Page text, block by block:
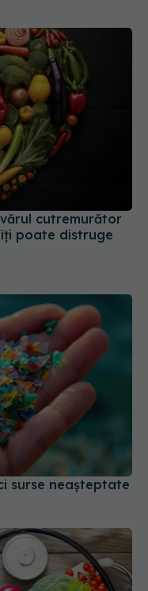
cutremurător
poate distruge
surse neașteptate